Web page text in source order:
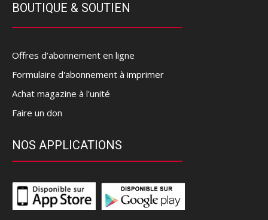
BOUTIQUE & SOUTIEN
Offres d’abonnement en ligne
Formulaire d'abonnement à imprimer
Achat magazine à l'unité
Faire un don
NOS APPLICATIONS